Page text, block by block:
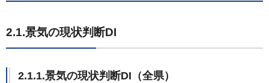
2.1.景気の現状判断DI
2.1.1.景気の現状判断DI（全県）